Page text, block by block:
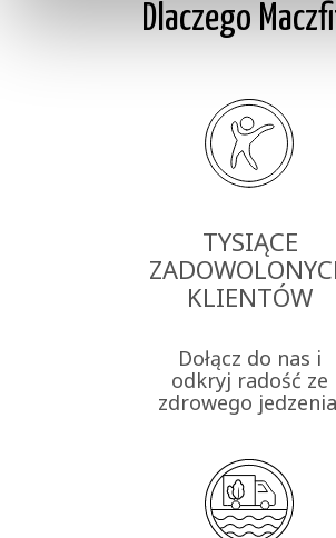
Dlaczego
TYSIĄCE
KLIENTÓW
Dołącz do nas i
odkryj radość ze
zdrowego